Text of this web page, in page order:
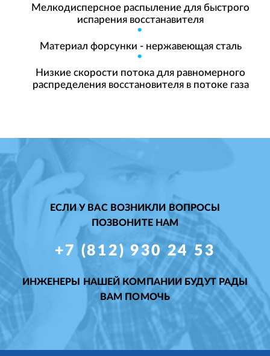
Мелкодисперсное распыление для быстрого
испарения восстанавителя
Материал форсунки - нержавеющая сталь
Низкие скорости потока для равномерного
распределения восстановителя в потоке газа
ЕСЛИ У ВАС ВОЗНИКЛИ ВОПРОСЫ
ПОЗВОНИТЕ НАМ
+7 (812) 930 24 53
ИНЖЕНЕРЫ НАШЕЙ КОМПАНИИ БУДУТ РАДЫ
ВАМ ПОМОЧЬ